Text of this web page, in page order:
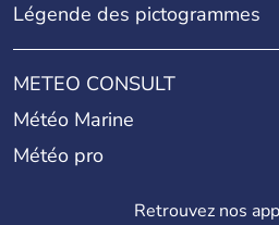
Légende des pictogrammes
METEO CONSULT
Météo Marine
Météo pro
Retrouvez nos